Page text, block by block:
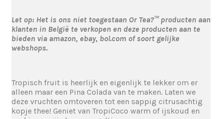
Let op: Het is ons niet toegestaan Or Tea?™ producten aan
klanten in België te verkopen en deze producten aan te
bieden via amazon, ebay, bol.com of soort gelijke
webshops.
Tropisch fruit is heerlijk en eigenlijk te lekker om er
alleen maar een Pina Colada van te maken. Laten we
deze vruchten omtoveren tot een sappig citrusachtig
kopje thee! Geniet van TropiCoco warm of ijskoud en